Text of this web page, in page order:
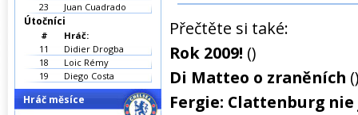
Přečtěte si také:
Rok 2009! ()
Di Matteo o zraněních ()
Fergie: Clattenburg
23
Juan Cuadrado
Útočníci
#
Hráč:
11
Didier Drogba
18
Loic Rémy
19
Diego Costa
Hráč měsíce